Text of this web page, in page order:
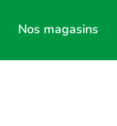
Nos magasins